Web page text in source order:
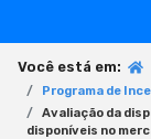
Você está em:
Programa de
Avaliação da
disponíveis no